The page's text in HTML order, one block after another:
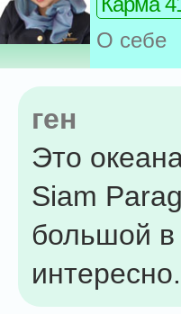
О себе
ген
Это
Siam
большой
интересно.